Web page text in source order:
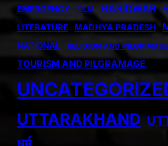
EMERGENCY FILM HARIDWAR
LITERATURE MADHYA PRADESH
NATIONAL RELIGION AND PILGRIMAGE
TOURISM AND PILGRAMAGE
UTTARAKHAND